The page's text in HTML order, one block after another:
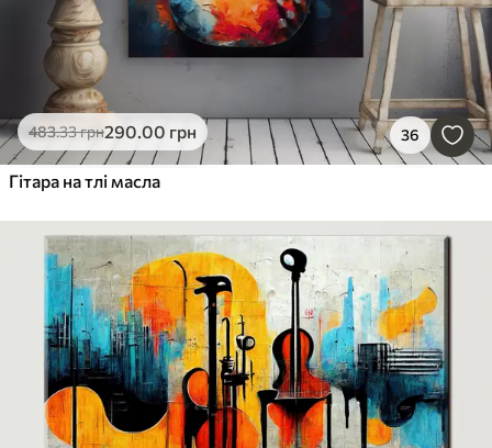
483.33грн290.00 грн 36
Гітара на тлі масла